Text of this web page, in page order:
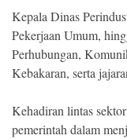
Kepala Dinas
Pekerjaan Umum,
Perhubungan,
Kebakaran, serta
Kehadiran lintas
pemerintah dalam